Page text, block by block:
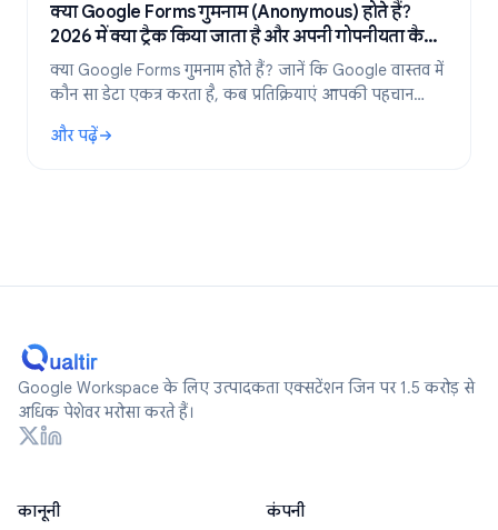
क्या Google Forms गुमनाम (Anonymous) होते हैं?
2026 में क्या ट्रैक किया जाता है और अपनी गोपनीयता कैसे
बनाए रखें
क्या Google Forms गुमनाम होते हैं? जानें कि Google वास्तव में
कौन सा डेटा एकत्र करता है, कब प्रतिक्रियाएं आपकी पहचान
उजागर करती हैं, और 2026 में पूरी तरह से गुमनाम फॉर्म कैसे
बनाएं।
और पढ़ें
: क्या Google Forms गुमनाम (Anonymous) होते हैं? 2026 में क्या
Google Workspace के लिए उत्पादकता एक्सटेंशन जिन पर 1.5 करोड़ से
अधिक पेशेवर भरोसा करते हैं।
कानूनी
कंपनी